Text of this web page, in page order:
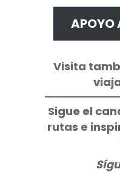
APOYO
Visita
Sigue el
rutas e